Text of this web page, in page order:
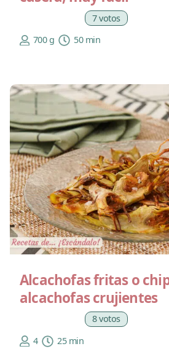
7 votos
700 g
50 min
Alcachofas fritas o
alcachofas crujientes
8 votos
4
25 min